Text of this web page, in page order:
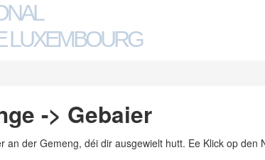
LUXEMBOURG
-> Gebaier
an der Gemeng, déi dir ausgewielt hutt. Ee Klick op